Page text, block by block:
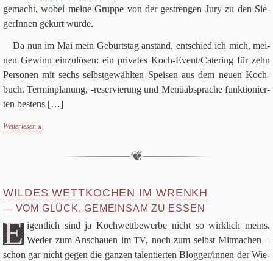
Werkzeug
Bibliothek
Schaustücke
Potpourri
Rezepte
Über uns
Suchen nach:
ge­macht, wobei meine Gruppe von der gestren­gen Jury zu den Sie­
ge­rIn­nen gekürt wurde.
Da nun im Mai mein Geburts­tag anstand, ent­schied ich mich, mei­
nen Gewinn ein­zu­lö­sen: ein pri­va­tes Koch-Even­t/­Ca­te­ring für zehn
Per­so­nen mit sechs selbst­ge­wähl­ten Spei­sen aus dem neuen Koch­
buch. Ter­min­pla­nung, ‑reser­vie­rung und Menü­ab­spra­che funk­tio­nier­
ten bestens […]
Weiterlesen
WILDES WETTKOCHEN IM WRENKH
VOM GLÜCK, GEMEINSAM ZU ESSEN
E igent­lich sind ja Koch­wett­be­werbe nicht so wirk­lich meins.
Weder zum Anschauen imTV, noch zum selbst Mit­ma­chen –
schon gar nicht gegen die gan­zen talen­tier­ten Blogger/​innen der Wie­